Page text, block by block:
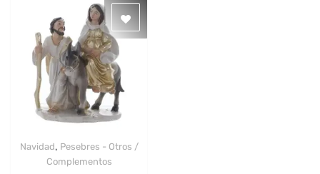
Quick View
Navidad, Pesebres - Otros /
Complementos